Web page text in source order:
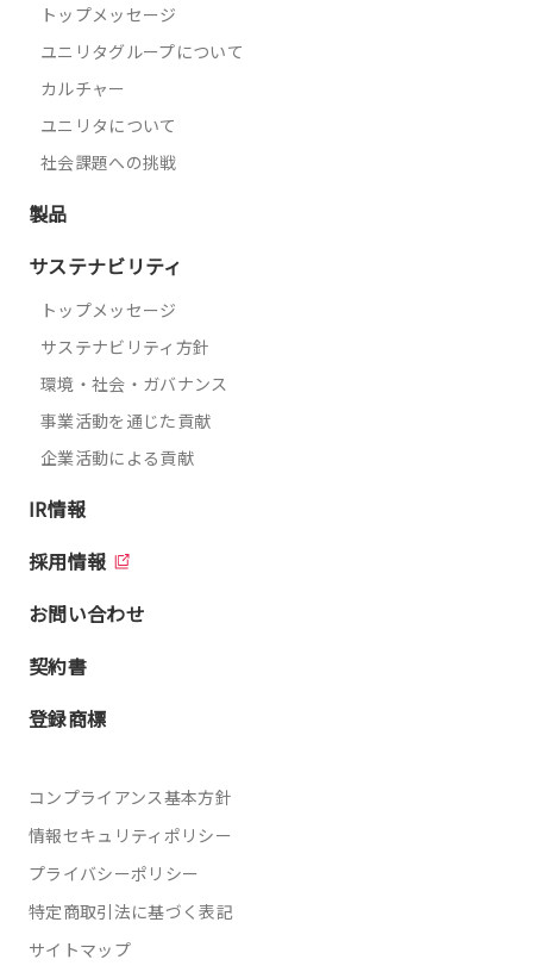
トップメッセージ
ユニリタグループについて
カルチャー
ユニリタについて
社会課題への挑戦
製品
サステナビリティ
トップメッセージ
サステナビリティ方針
環境・社会・ガバナンス
事業活動を通じた貢献
企業活動による貢献
IR情報
採用情報
お問い合わせ
契約書
登録商標
コンプライアンス基本方針
情報セキュリティポリシー
プライバシーポリシー
特定商取引法に基づく表記
サイトマップ